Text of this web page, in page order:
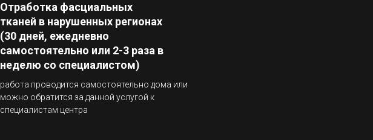
Отработка фасциальных
тканей в нарушенных регионах
(30 дней, ежедневно
самостоятельно или 2-3 раза в
неделю со специалистом)
работа проводится самостоятельно дома или
можно обратится за данной услугой к
специалистам центра